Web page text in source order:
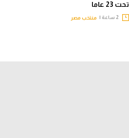
تحت 23 عاما
منتخب مصر